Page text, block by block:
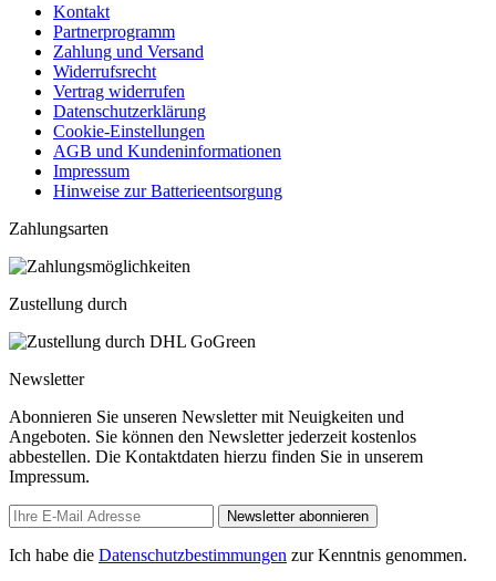
Kontakt
Partnerprogramm
Zahlung und Versand
Widerrufsrecht
Vertrag widerrufen
Datenschutzerklärung
Cookie-Einstellungen
AGB und Kundeninformationen
Impressum
Hinweise zur Batterieentsorgung
Zahlungsarten
Zustellung durch
Newsletter
Abonnieren Sie unseren Newsletter mit Neuigkeiten und
Angeboten. Sie können den Newsletter jederzeit kostenlos
abbestellen. Die Kontaktdaten hierzu finden Sie in unserem
Impressum.
Newsletter abonnieren
Ich habe die Datenschutzbestimmungen zur Kenntnis genommen.